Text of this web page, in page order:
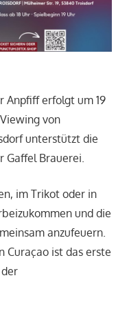
Anpfiff erfolgt um 19
von
unterstützt die
Brauerei.
im Trikot oder in
und die
anzufeuern.
Curaçao ist das erste